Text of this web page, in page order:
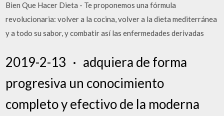
Bien Que Hacer Dieta - Te proponemos una fórmula
revolucionaria: volver a la cocina, volver a la dieta mediterránea
y a todo su sabor, y combatir así las enfermedades derivadas
2019-2-13 · adquiera de forma
progresiva un conocimiento
completo y efectivo de la moderna